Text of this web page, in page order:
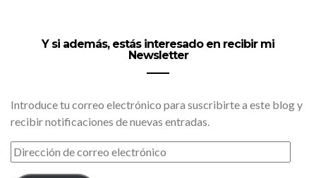
Y si además, estás interesado en recibir mi
Newsletter
Introduce tu correo electrónico para suscribirte a este blog y
recibir notificaciones de nuevas entradas.
DIRECCIÓN
DE
CORREO